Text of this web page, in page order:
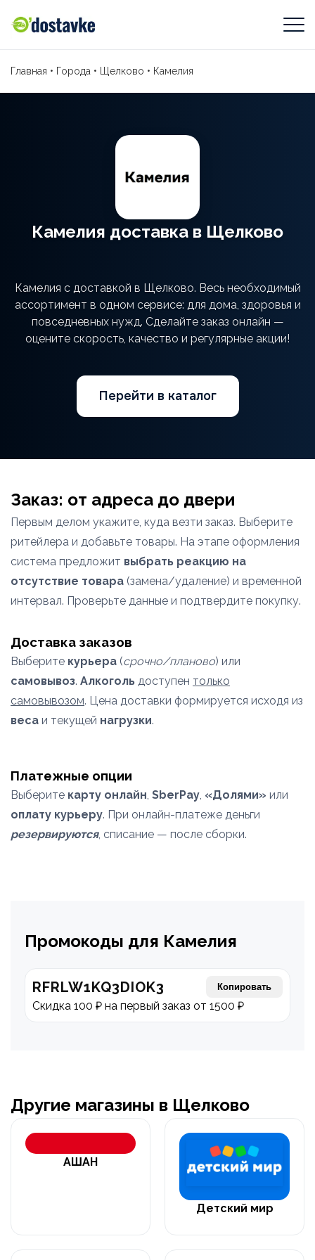
Главная • Города • Щелково • Камелия
Камелия доставка в Щелково
Камелия с доставкой в Щелково. Весь необходимый
ассортимент в одном сервисе: для дома, здоровья и
повседневных нужд. Сделайте заказ онлайн —
оцените скорость, качество и регулярные акции!
Перейти в каталог
Заказ: от адреса до двери
Первым делом укажите, куда везти заказ. Выберите
ритейлера и добавьте товары. На этапе оформления
система предложит выбрать реакцию на
отсутствие товара (замена/удаление) и временной
интервал. Проверьте данные и подтвердите покупку.
Доставка заказов
Выберите курьера (срочно/планово) или
самовывоз. Алкоголь доступен только
самовывозом. Цена доставки формируется исходя из
веса и текущей нагрузки.
Платежные опции
Выберите карту онлайн, SberPay, «Долями» или
оплату курьеру. При онлайн-платеже деньги
резервируются, списание — после сборки.
Промокоды для Камелия
RFRLW1KQ3DIOK3 Копировать
Скидка 100 ₽ на первый заказ от 1500 ₽
Другие магазины в Щелково
АШАН
Детский мир